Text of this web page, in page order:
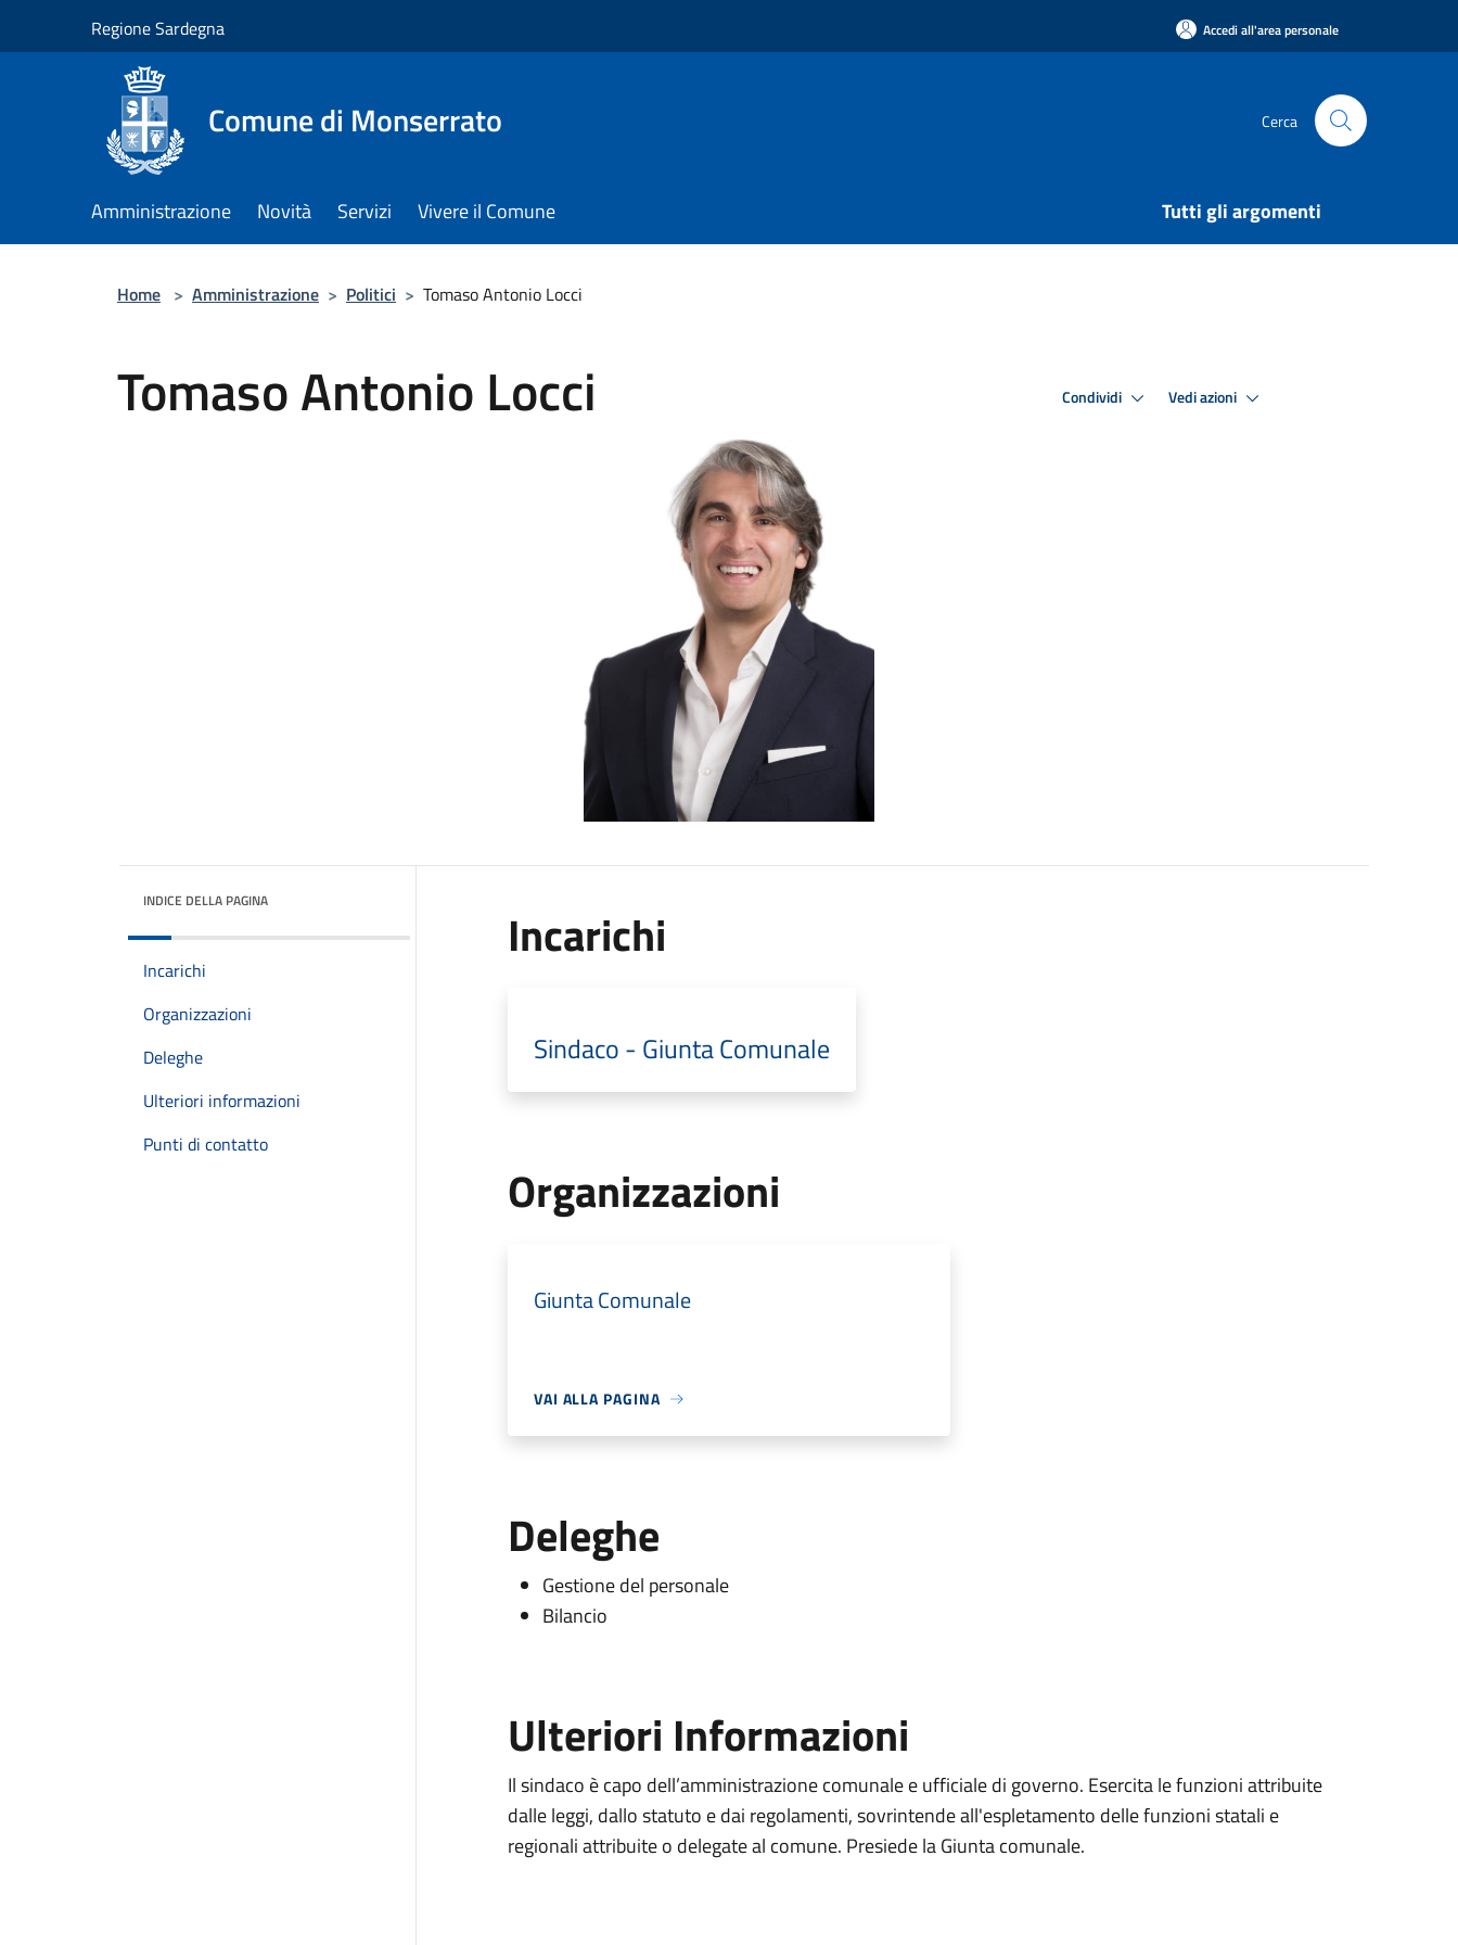
Regione Sardegna Accedi all'area personale
Comune di Monserrato Cerca
Amministrazione Novità Servizi Vivere il Comune Tutti gli argomenti
Home > Amministrazione > Politici > Tomaso Antonio Locci
Tomaso Antonio Locci Condividi Vedi azioni
INDICE DELLA PAGINA
Incarichi
Organizzazioni
Deleghe
Ulteriori informazioni
Punti di contatto
Incarichi
Sindaco - Giunta Comunale
Organizzazioni
Giunta Comunale
VAI ALLA PAGINA
Deleghe
Gestione del personale
Bilancio
Ulteriori Informazioni
Il sindaco è capo dell’amministrazione comunale e ufficiale di governo. Esercita le funzioni attribuite
dalle leggi, dallo statuto e dai regolamenti, sovrintende all'espletamento delle funzioni statali e
regionali attribuite o delegate al comune. Presiede la Giunta comunale.